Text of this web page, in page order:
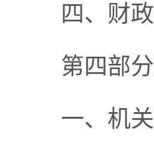
四、财
第四部
一、机